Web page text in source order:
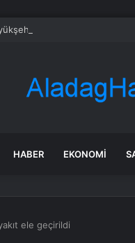
Torbalı’da ‘Kırmızı
HABER EKONOMI
ele geçirildi